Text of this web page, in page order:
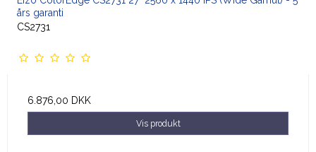
års garanti
CS2731
6.876,00 DKK
Vis produkt